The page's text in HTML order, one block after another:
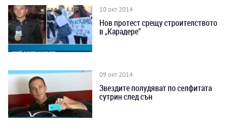
10 окт 2014
Нов протест срещу строителството
в „Карадере”
09 окт 2014
Звездите полудяват по селфитата
сутрин след сън